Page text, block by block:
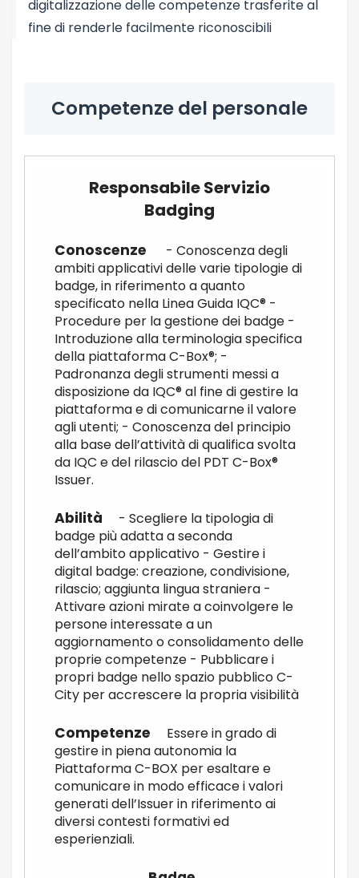
digitalizzazione delle competenze trasferite al
fine di renderle facilmente riconoscibili
Competenze del personale
Responsabile Servizio
Badging
- Conoscenza degli
ambiti applicativi delle varie tipologie di
badge, in riferimento a quanto
specificato nella Linea Guida IQC® -
Procedure per la gestione dei badge -
Introduzione alla terminologia specifica
della piattaforma C-Box®; -
Padronanza degli strumenti messi a
disposizione da IQC® al fine di gestire la
piattaforma e di comunicarne il valore
agli utenti; - Conoscenza del principio
alla base dell’attività di qualifica svolta
da IQC e del rilascio del PDT C-Box®
Issuer.
- Scegliere la tipologia di
badge più adatta a seconda
dell’ambito applicativo - Gestire i
digital badge: creazione, condivisione,
rilascio; aggiunta lingua straniera -
Attivare azioni mirate a coinvolgere le
persone interessate a un
aggiornamento o consolidamento delle
proprie competenze - Pubblicare i
propri badge nello spazio pubblico C-
City per accrescere la propria visibilità
Essere in grado di
gestire in piena autonomia la
Piattaforma C-BOX per esaltare e
comunicare in modo efficace i valori
generati dell’Issuer in riferimento ai
diversi contesti formativi ed
esperienziali.